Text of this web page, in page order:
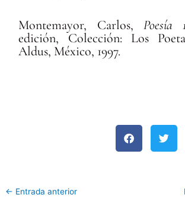
Montemayor, Carlos, Poesía
edición, Colección: Los
Aldus, México, 1997.
← Entrada anterior